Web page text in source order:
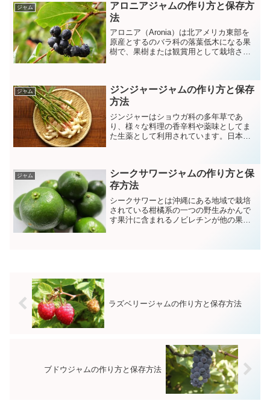
ジャム
アロニアジャムの作り方と保存方
法
アロニア（Aronia）は北アメリカ東部を
原産とするのバラ科の落葉低木になる果
樹で、果樹または観賞用として栽培され
ジャム
ジンジャージャムの作り方と保存
方法
ジンジャーはショウガ科の多年草であ
り、様々な料理の香辛料や薬味としてま
た生薬として利用されています。日本で
ジャム
シークサワージャムの作り方と保
存方法
シークサワーとは沖縄にある地域で栽培
されている柑橘系の一つの野生みかんで
す果汁に含まれるノビレチンが他の果実
ラズベリージャムの作り方と保存方法
ブドウジャムの作り方と保存方法